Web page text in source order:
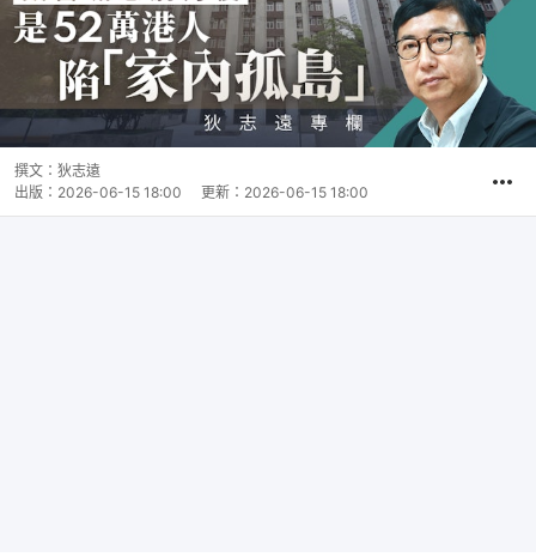
撰文： 狄志遠
出版： 2026-06-15 18:00 更新： 2026-06-15 18:00